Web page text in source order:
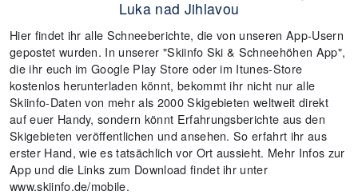
Luka nad Jihlavou
Hier findet ihr alle Schneeberichte, die von unseren App-Usern
gepostet wurden. In unserer "Skiinfo Ski & Schneehöhen App",
die ihr euch im Google Play Store oder im Itunes-Store
kostenlos herunterladen könnt, bekommt ihr nicht nur alle
Skiinfo-Daten von mehr als 2000 Skigebieten weltweit direkt
auf euer Handy, sondern könnt Erfahrungsberichte aus den
Skigebieten veröffentlichen und ansehen. So erfahrt ihr aus
erster Hand, wie es tatsächlich vor Ort aussieht. Mehr Infos zur
App und die Links zum Download findet ihr unter
www.skiinfo.de/mobile.